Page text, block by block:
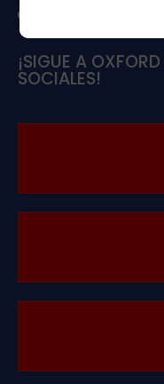
¡SIGUE A
SOCIALES!